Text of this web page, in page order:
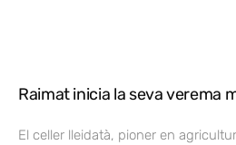
Raimat inicia la seva verema
El celler lleidatà, pioner en